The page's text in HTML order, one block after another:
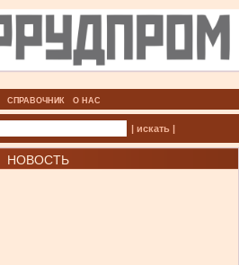
СПРАВОЧНИК О НАС
| искать |
НОВОСТЬ